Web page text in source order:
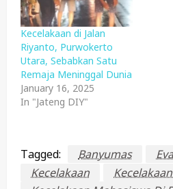
Kecelakaan di Jalan
Riyanto, Purwokerto
Utara, Sebabkan Satu
Remaja Meninggal Dunia
January 16, 2025
In "Jateng DIY"
Tagged: Banyumas
Kecelakaan